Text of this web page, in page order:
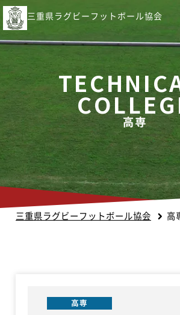
三重県ラグビーフットボール協会
高専
三重県ラグビーフットボール協会 高
高専